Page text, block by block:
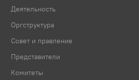
Деятельность
Оргструктура
Совет и правление
Представители
Комитеты